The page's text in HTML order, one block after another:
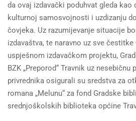
da ovaj izdavački poduhvat gleda kao
kulturnoj samosvojnosti i uzdizanju
čovjeka. Uz razumijevanje situacije
izdavaštva, te naravno uz sve
uspješnom izdavačkom projektu,
BZK „Preporod“ Travnik uz
privrednika osigurali su sredstva za
romana „Melunu“ za fond Gradske
srednjoškolskih biblioteka općine